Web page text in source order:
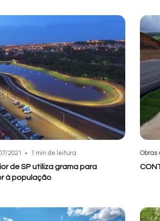
2021 1 min de leitura
de SP utiliza grama para
à população
Obras